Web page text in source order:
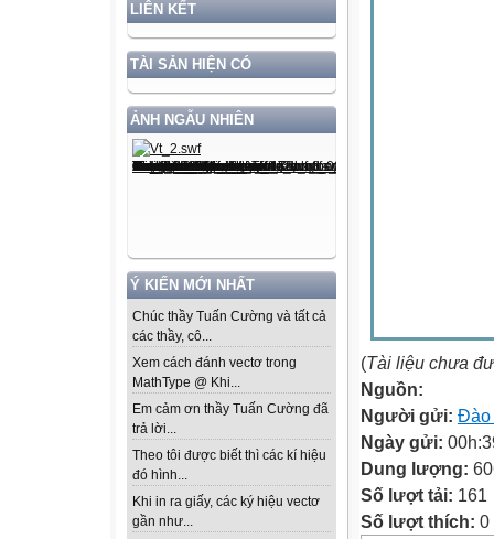
LIÊN KẾT
TÀI SẢN HIỆN CÓ
ẢNH NGẪU NHIÊN
Ý KIẾN MỚI NHẤT
Chúc thầy Tuấn Cường và tất cả
các thầy, cô...
Xem cách đánh vectơ trong
MathType @ Khi...
Em cảm ơn thầy Tuấn Cường đã
trả lời...
Theo tôi được biết thì các kí hiệu
đó hình...
Khi in ra giấy, các ký hiệu vectơ
gần như...
(Tài liệu chưa
Nguồn:
Người gửi: Đào
Ngày gửi:
Dung lượng:
Số lượt tải: 161
Số lượt thích: 0